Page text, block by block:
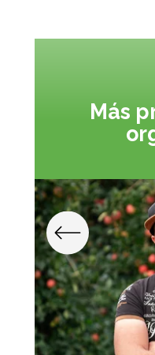
Más